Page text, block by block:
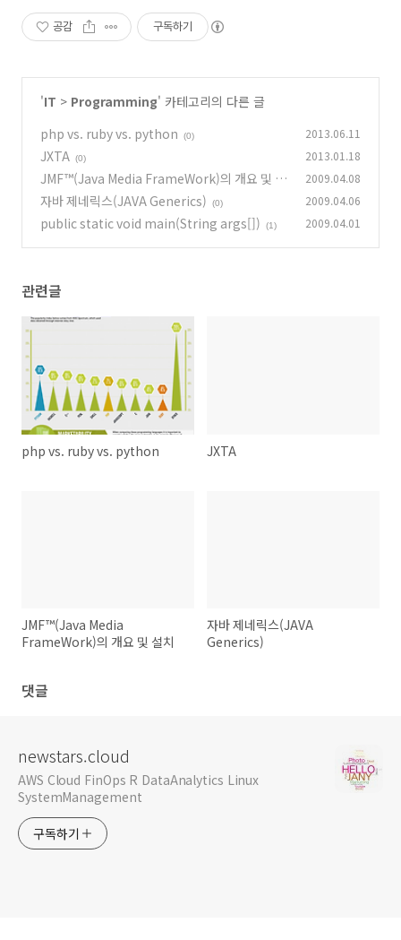
공감 구독하기
'IT > Programming' 카테고리의 다른 글
php vs. ruby vs. python
(0) 2013.06.11
JXTA (0) 2013.01.18
JMF™(Java Media FrameWork)의 개요 및 설
치 (0)
2009.04.08
자바 제네릭스(JAVA Generics) (0) 2009.04.06
public static void main(String args[]) (1) 2009.04.01
관련글
php vs. ruby vs. python JXTA
JMF™(Java Media
FrameWork)의 개요 및 설치
자바 제네릭스(JAVA
Generics)
댓글
newstars.cloud
AWS Cloud FinOps R DataAnalytics Linux
SystemManagement
구독하기